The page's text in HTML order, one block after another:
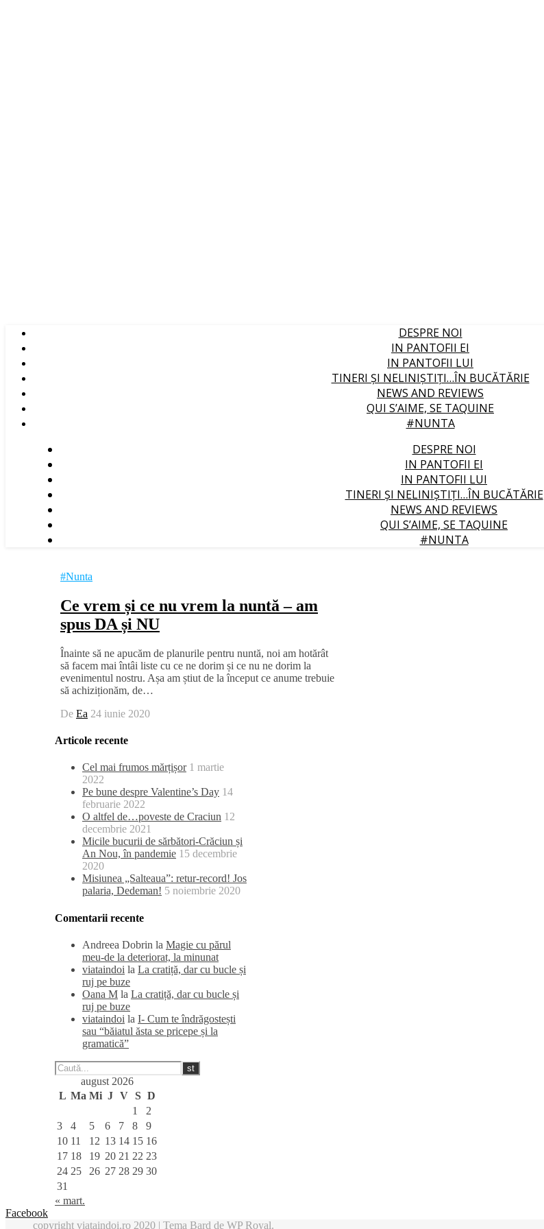
DESPRE NOI
IN PANTOFII EI
IN PANTOFII LUI
TINERI ȘI NELINIȘTIȚI…ÎN BUCĂTĂRIE
NEWS AND REVIEWS
QUI S’AIME, SE TAQUINE
#NUNTA
DESPRE NOI
IN PANTOFII EI
IN PANTOFII LUI
TINERI ȘI NELINIȘTIȚI…ÎN BUCĂTĂRIE
NEWS AND REVIEWS
QUI S’AIME, SE TAQUINE
#NUNTA
#Nunta
Ce vrem și ce nu vrem la nuntă – am
spus DA și NU
Înainte să ne apucăm de planurile pentru nuntă, noi am hotărât
să facem mai întâi liste cu ce ne dorim și ce nu ne dorim la
evenimentul nostru. Așa am știut de la început ce anume trebuie
să achiziționăm, de…
De Ea 24 iunie 2020
Articole recente
Cel mai frumos mărțișor 1 martie
2022
Pe bune despre Valentine’s Day 14
februarie 2022
O altfel de…poveste de Craciun 12
decembrie 2021
Micile bucurii de sărbători-Crăciun și
An Nou, în pandemie 15 decembrie
2020
Misiunea „Salteaua”: retur-record! Jos
palaria, Dedeman! 5 noiembrie 2020
Comentarii recente
Andreea Dobrin la Magie cu părul
meu-de la deteriorat, la minunat
viataindoi la La cratiță, dar cu bucle și
ruj pe buze
Oana M la La cratiță, dar cu bucle și
ruj pe buze
viataindoi la I- Cum te îndrăgostești
sau “băiatul ăsta se pricepe și la
gramatică”
august 2026
L Ma Mi J V S D
1
2
3
4 5 6 7 8
9
10 11 12 13 14 15 16
17 18 19 20 21 22 23
24 25 26 27 28 29 30
31
« mart.
Facebook
copyright viataindoi.ro 2020 | Tema Bard de WP Royal.